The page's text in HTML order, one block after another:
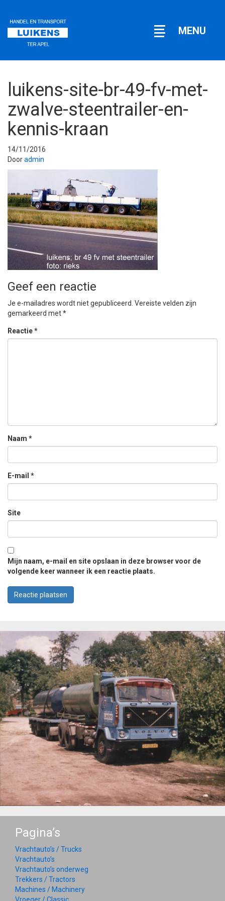
Open
MENU
luikens-site-br-49-fv-met-
zwalve-steentrailer-en-
kennis-kraan
14/11/2016
Dooradmin
Geef een reactie
Je e-mailadres wordt niet gepubliceerd. Vereiste velden zijn
gemarkeerd met*
Reactie*
Naam *
E-mail *
Site
Mijn naam, e-mail en site opslaan in deze browser voor de
volgende keer wanneer ik een reactie plaats.
Pagina’s
Vrachtauto’s / Trucks
Vrachtauto’s
Vrachtauto’s onderweg
Trekkers / Tractors
Machines / Machinery